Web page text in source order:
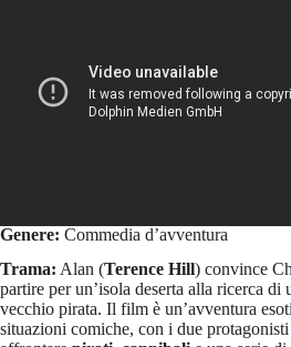
Genere: Commedia d’avventura
Trama: Alan (Terence Hill) convince
partire per un’isola deserta alla ricerca di
vecchio pirata. Il film è un’avventura
situazioni comiche, con i due